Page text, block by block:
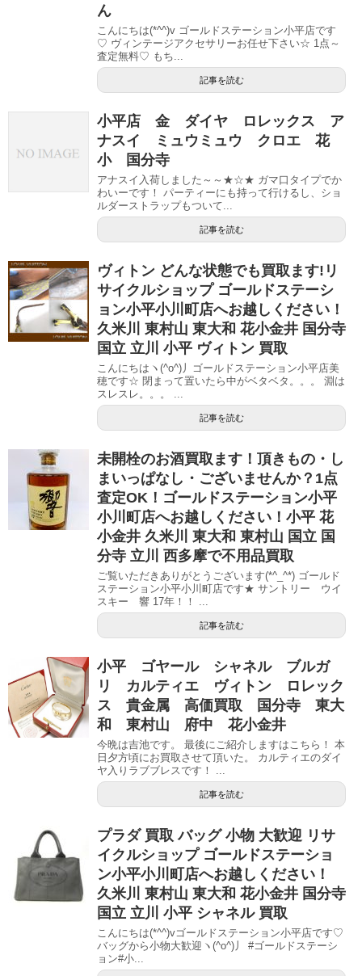
ん
こんにちは(*^^)v ゴールドステーション小平店です
♡ ヴィンテージアクセサリーお任せ下さい☆ 1点～
査定無料♡ もち...
記事を読む
小平店 金 ダイヤ ロレックス ア
ナスイ ミュウミュウ クロエ 花
小 国分寺
アナスイ入荷しました～～★☆★ ガマ口タイプでか
わいーです！ パーティーにも持って行けるし、ショ
ルダーストラップもついて...
記事を読む
ヴィトン どんな状態でも買取ます!リ
サイクルショップ ゴールドステーシ
ョン小平小川町店へお越しください！
久米川 東村山 東大和 花小金井 国分寺
国立 立川 小平 ヴィトン 買取
こんにちはヽ(^o^)丿ゴールドステーション小平店美
穂です☆ 閉まって置いたら中がベタベタ。。。 淵は
スレスレ。。。 ...
記事を読む
未開栓のお酒買取ます！頂きもの・し
まいっぱなし・ございませんか？1点
査定OK！ゴールドステーション小平
小川町店へお越しください！小平 花
小金井 久米川 東大和 東村山 国立 国
分寺 立川 西多摩で不用品買取
ご覧いただきありがとうございます(*^_^*) ゴールド
ステーション小平小川町店です★ サントリー ウイ
スキー 響 17年！！ ...
記事を読む
小平 ゴヤール シャネル ブルガ
リ カルティエ ヴィトン ロレック
ス 貴金属 高価買取 国分寺 東大
和 東村山 府中 花小金井
今晩は吉池です。 最後にご紹介しますはこちら！ 本
日夕方頃にお買取させて頂いた。 カルティエのダイ
ヤ入りラブブレスです！ ...
記事を読む
プラダ 買取 バッグ 小物 大歓迎 リサ
イクルショップ ゴールドステーショ
ン小平小川町店へお越しください！
久米川 東村山 東大和 花小金井 国分寺
国立 立川 小平 シャネル 買取
こんにちは(*^^)vゴールドステーション小平店です♡
バッグから小物大歓迎ヽ(^o^)丿 #ゴールドステーシ
ョン#小...